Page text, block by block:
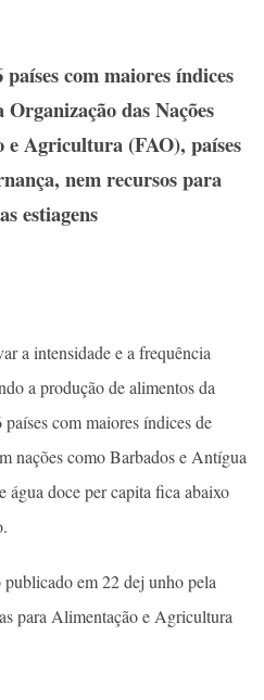
com maiores índices
Organização das Nações
Agricultura (FAO), países
nem recursos para
estiagens
a intensidade e a frequência
a produção de alimentos da
com maiores índices de
nações como Barbados e Antígua
doce per capita fica abaixo
em 22 dej unho pela
para Alimentação e Agricultura